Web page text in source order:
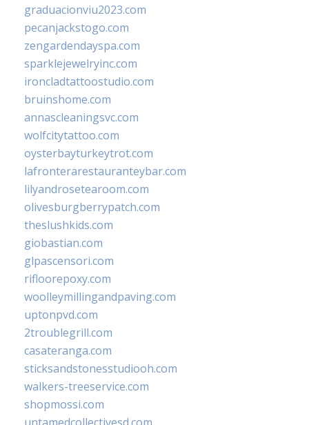
graduacionviu2023.com
pecanjackstogo.com
zengardendayspa.com
sparklejewelryinc.com
ironcladtattoostudio.com
bruinshome.com
annascleaningsvc.com
wolfcitytattoo.com
oysterbayturkeytrot.com
lafronterarestauranteybar.com
lilyandrosetearoom.com
olivesburgberrypatch.com
theslushkids.com
giobastian.com
glpascensori.com
rifloorepoxy.com
woolleymillingandpaving.com
uptonpvd.com
2troublegrill.com
casateranga.com
sticksandstonesstudiooh.com
walkers-treeservice.com
shopmossi.com